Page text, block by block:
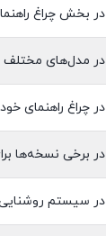
در بخش چراغ راهنما
در مدل‌های مختلف
در چراغ راهنمای
در برخی نسخه‌ها
در سیستم روشنایی